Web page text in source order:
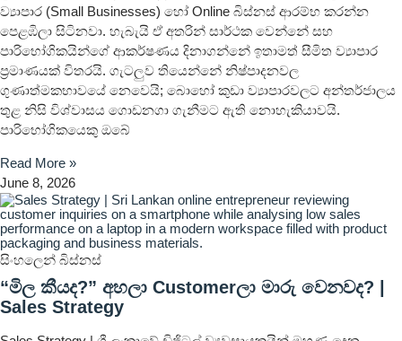
ව්‍යාපාර (Small Businesses) හෝ Online බිස්නස් ආරම්භ කරන්න
පෙළඹිලා සිටිනවා. හැබැයි ඒ අතරින් සාර්ථක වෙන්නේ සහ
පාරිභෝගිකයින්ගේ ආකර්ෂණය දිනාගන්නේ ඉතාමත් සීමිත ව්‍යාපාර
ප්‍රමාණයක් විතරයි. ගැටලුව තියෙන්නේ නිෂ්පාදනවල
ගුණාත්මකභාවයේ නෙවෙයි; බොහෝ කුඩා ව්‍යාපාරවලට අන්තර්ජාලය
තුළ නිසි විශ්වාසය ගොඩනගා ගැනීමට ඇති නොහැකියාවයි.
පාරිභෝගිකයෙකු ඔබේ
Read More »
June 8, 2026
සිංහලෙන් බිස්නස්
“මිල කීයද?” අහලා Customerලා මාරු වෙනවද? |
Sales Strategy